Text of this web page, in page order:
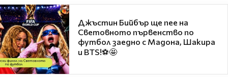
Джъстин Бийбър ще пее на
Световното първенство по
футбол заедно с Мадона, Шакира
и BTS!⚽🤩